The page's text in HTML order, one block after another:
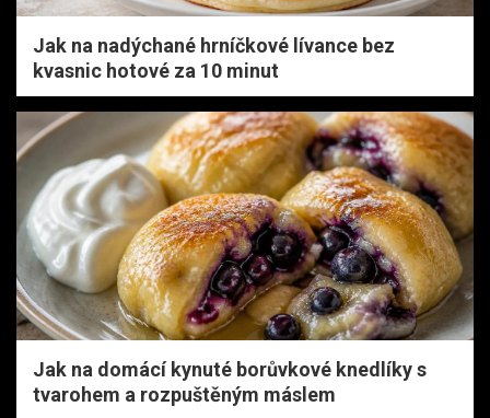
Jak na nadýchané hrníčkové lívance bez
kvasnic hotové za 10 minut
Jak na domácí kynuté borůvkové knedlíky s
tvarohem a rozpuštěným máslem